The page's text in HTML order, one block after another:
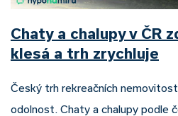
Chaty a chalupy v ČR
klesá a trh zrychluje
Český trh rekreačních
odolnost. Chaty a chalupy podle